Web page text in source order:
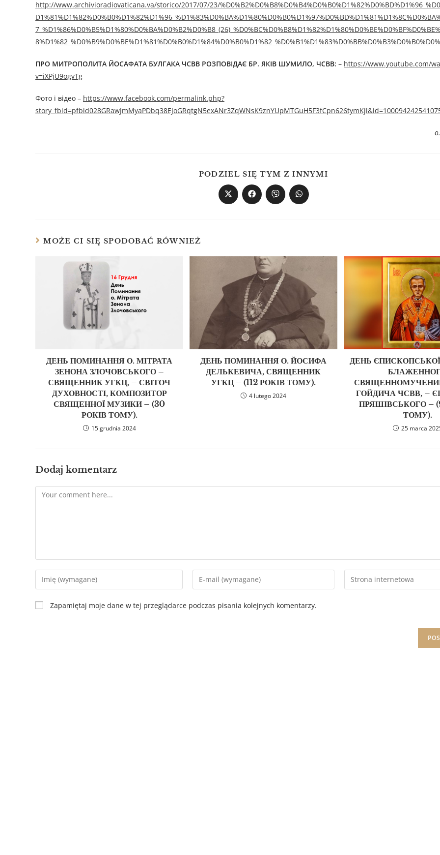
http://www.archivioradiovaticana.va/storico/2017/07/23/
ПРО МИТРОПОЛИТА ЙОСАФАТА БУЛГАКА ЧСВВ РОЗПОВІДАЄ БР. ЯКІВ ШУМИЛО, ЧСВВ: – https://www.youtube.com/
v=iXPjU9ogvTg
Фото і відео – https://www.facebook.com/permalink.php?
PODZIEL SIĘ TYM Z INNYMI
MOŻE CI SIĘ SPODOBAĆ RÓWNIEŻ
ДЕНЬ ПОМИНАННЯ О. МІТРАТА
ЗЕНОНА ЗЛОЧОВСЬКОГО –
СВЯЩЕННИК УГКЦ, – СВІТОЧ
ДУХОВНОСТІ, КОМПОЗИТОР
СВЯЩЕННОЇ МУЗИКИ – (30
РОКІВ ТОМУ).
15 grudnia 2024
ДЕНЬ ПОМИНАННЯ О. ЙОСИФА
ДЕЛЬКЕВИЧА, СВЯЩЕННИК
УГКЦ – (112 РОКІВ ТОМУ).
4 lutego 2024
ДЕНЬ ЄПИСКОПСЬКОЇ
ГОЙДИЧА ЧСВВ, –
ПРЯШІВСЬКОГО –
ТОМУ).
25 marca
Dodaj komentarz
Zapamiętaj moje dane w tej przeglądarce podczas pisania kolejnych komentarzy.